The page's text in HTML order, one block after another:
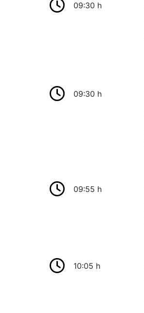
09:30 h
09:30 h
09:55 h
10:05 h